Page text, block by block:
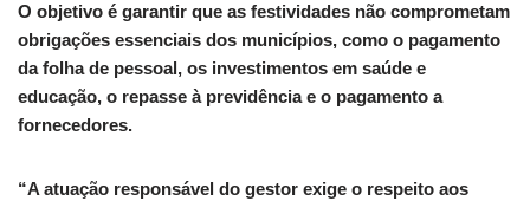
O objetivo é garantir que as festividades não comprometam
obrigações essenciais dos municípios, como o pagamento
da folha de pessoal, os investimentos em saúde e
educação, o repasse à previdência e o pagamento a
fornecedores.
“A atuação responsável do gestor exige o respeito aos